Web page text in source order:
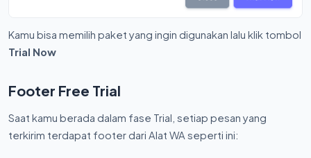
Kamu bisa memilih paket yang ingin digunakan lalu klik tombol
Trial Now
Footer Free Trial
Saat kamu berada dalam fase Trial, setiap pesan yang
terkirim terdapat footer dari Alat WA seperti ini: